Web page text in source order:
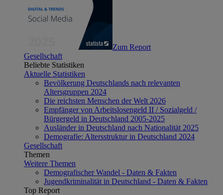
Zum Report
Gesellschaft
Beliebte Statistiken
Aktuelle Statistiken
Bevölkerung Deutschlands nach relevanten
Altersgruppen 2024
Die reichsten Menschen der Welt 2026
Empfänger von Arbeitslosengeld II / Sozialgeld /
Bürgergeld in Deutschland 2005-2025
Ausländer in Deutschland nach Nationalität 2025
Demografie: Altersstruktur in Deutschland 2024
Gesellschaft
Themen
Weitere Themen
Demografischer Wandel - Daten & Fakten
Jugendkriminalität in Deutschland - Daten & Fakten
Top Report